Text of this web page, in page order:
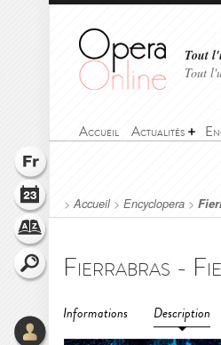
Tout
Tout
Accueil Actualités
>Accueil> Encyclopera >
Fierrabras -
Informations Description